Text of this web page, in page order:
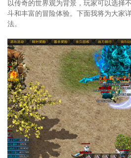
以传奇的世界观为背景，玩家可以选择
斗和丰富的冒险体验。下面我将为大家
法。